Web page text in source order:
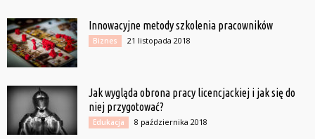
Innowacyjne metody szkolenia pracowników
Biznes 21 listopada 2018
Jak wygląda obrona pracy licencjackiej i jak się do
niej przygotować?
Edukacja 8 października 2018